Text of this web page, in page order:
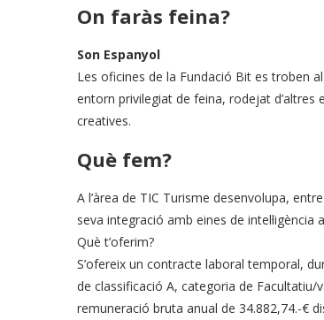
On faràs feina?
Son Espanyol
Les oficines de la Fundació Bit es troben
entorn privilegiat de feina, rodejat
creatives.
Què fem?
A l’àrea de TIC Turisme desenvolupa,
seva integració amb eines de intel·ligència
Què t’oferim?
S’ofereix un contracte laboral temporal,
de classificació A, categoria de Facultatiu/
remuneració bruta anual de 34.882,74.-€